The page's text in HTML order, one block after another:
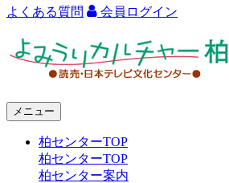
よくある質問 会員ログイン
メニュー
柏センターTOP
柏センターTOP
柏センター案内